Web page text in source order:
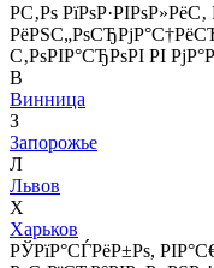
Р­С‚Рѕ
С‚РѕРІР°СЂРѕРІ РІ
В
Винница
З
Запорожье
Л
Львов
Х
Харьков
РЎРїР°СЃРёР±Рѕ,